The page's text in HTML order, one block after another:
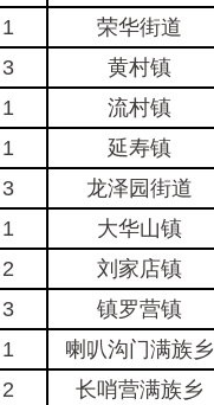
1
荣华街道
3
黄村镇
1 流村镇
1
延寿镇
3
龙泽园街道
1 大华山镇
2
刘家店镇
3
镇罗营镇
1 喇叭沟门满族乡
2
长哨营满族乡